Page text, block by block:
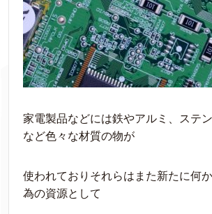
家電製品などには鉄やアルミ、ステ
など色々な材質の物が
使われておりそれらはまた新たに何
為の資源として